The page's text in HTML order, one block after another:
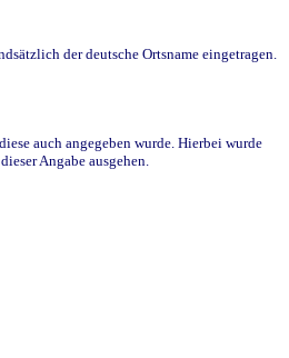
der deutsche Ortsname eingetragen.
auch angegeben wurde. Hierbei wurde
Angabe ausgehen.